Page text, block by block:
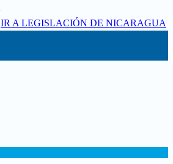
IR A LEGISLACIÓN DE NICARAGUA